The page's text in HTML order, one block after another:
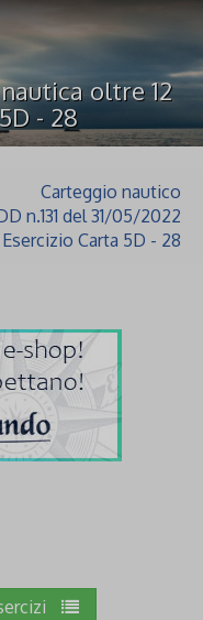
oltre 12
- 28
Carteggio nautico
n.131 del 31/05/2022
Esercizio Carta 5D - 28